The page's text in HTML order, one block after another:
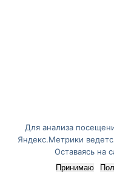
Для анализа
Яндекс.Метрики
Оставаясь на
Принимаю